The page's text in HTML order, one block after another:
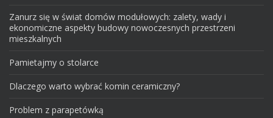
Zanurz się w świat domów modułowych: zalety, wady i
ekonomiczne aspekty budowy nowoczesnych przestrzeni
mieszkalnych
Pamietajmy o stolarce
Dlaczego warto wybrać komin ceramiczny?
Problem z parapetówką